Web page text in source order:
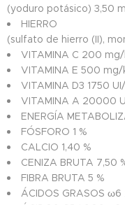
(yoduro potásico) 3,50
HIERRO
(sulfato de hierro (II),
VITAMINA C 200
VITAMINA E 500 mg/
VITAMINA D3 1750
VITAMINA A 20000
ENERGÍA
FÓSFORO 1 %
CALCIO 1,40 %
CENIZA BRUTA 7,50
FIBRA BRUTA 5 %
ÁCIDOS GRASOS ω6